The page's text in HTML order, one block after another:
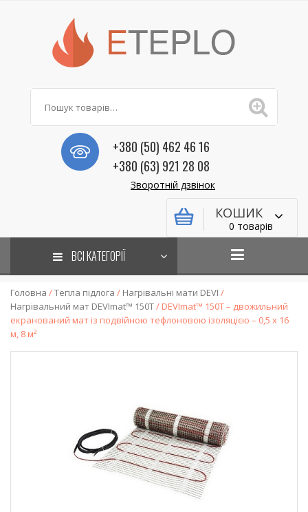
+380 (50) 462 46 16
+380 (63) 921 28 08
Зворотній дзвінок
КОШИК
0 товарів
ВСІ КАТЕГОРІЇ
Головна /Тепла підлога / Нагрівальні мати DEVI /
Нагрівальний мат DEVImat™ 150T/ DEVImat™ 150T – двожильний
екранований мат із подвійною тефлоновою ізоляцією – 0,5 x 16
м, 8 м²